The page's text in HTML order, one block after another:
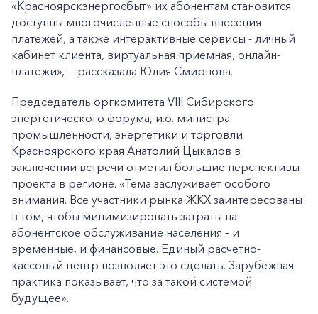
+7-800-700-24-57
Заказать обратный звонок
Частным клиентам
«Красноярскэнергосбыт» их абонентам становится
доступны многочисленные способы внесения
платежей, а также интерактивные сервисы - личный
кабинет клиента, виртуальная приемная, онлайн-
платежи», — рассказала Юлия Смирнова.
Председатель оргкомитета VIII Сибирского
энергетического форума, и.о. министра
промышленности, энергетики и торговли
Красноярского края Анатолий Цыкалов в
заключении встречи отметил большие перспективы
проекта в регионе. «Тема заслуживает особого
внимания. Все участники рынка ЖКХ заинтересованы
в том, чтобы минимизировать затраты на
абонентское обслуживание населения – и
временные, и финансовые. Единый расчетно-
кассовый центр позволяет это сделать. Зарубежная
практика показывает, что за такой системой
будущее».